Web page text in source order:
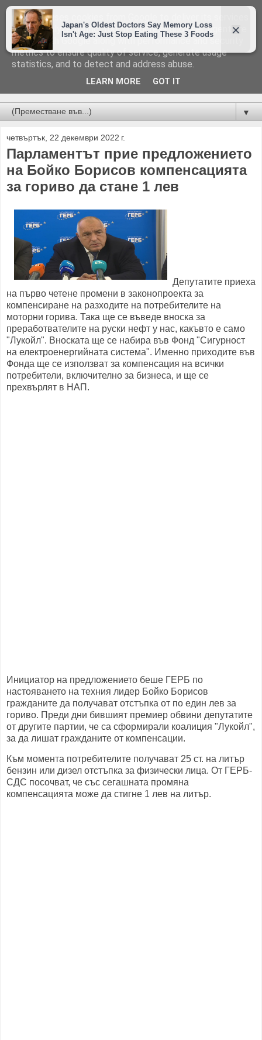
Новини от Бургас, страната и света!
▼
четвъртък, 22 декември 2022 г.
Парламентът прие предложението
на Бойко Борисов компенсацията
за гориво да стане 1 лев
Депутатите приеха
на първо четене промени в законопроекта за
компенсиране на разходите на потребителите на
моторни горива. Така ще се въведе вноска за
преработвателите на руски нефт у нас, какъвто е само
"Лукойл". Вноската ще се набира във Фонд "Сигурност
на електроенергийната система". Именно приходите във
Фонда ще се използват за компенсация на всички
потребители, включително за бизнеса, и ще се
прехвърлят в НАП.
Инициатор на предложението беше ГЕРБ по
настояването на техния лидер Бойко Борисов
гражданите да получават отстъпка от по един лев за
гориво. Преди дни бившият премиер обвини депутатите
от другите партии, че са сформирали коалиция "Лукойл",
за да лишат гражданите от компенсации.
Към момента потребителите получават 25 ст. на литър
бензин или дизел отстъпка за физически лица. От ГЕРБ-
СДС посочват, че със сегашната промяна
компенсацията може да стигне 1 лев на литър.
This site uses cookies from Google to deliver its services
and to analyze traffic. Your IP address and user-agent are
shared with Google along with performance and security
metrics to ensure quality of service, generate usage
statistics, and to detect and address abuse.
LEARN MORE GOT IT